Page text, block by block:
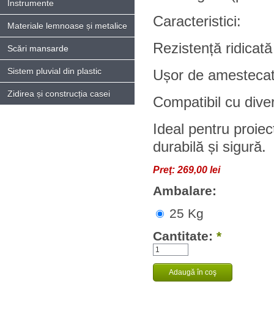
Instrumente
Materiale lemnoase și metalice
Scări mansarde
Sistem pluvial din plastic
Zidirea și construcția casei
Caracteristici:
Rezistență
Ușor de
Compatibil cu
Ideal pentru
durabilă și sigură.
Preţ: 269,00 lei
Ambalare:
25 Kg
Cantitate: *